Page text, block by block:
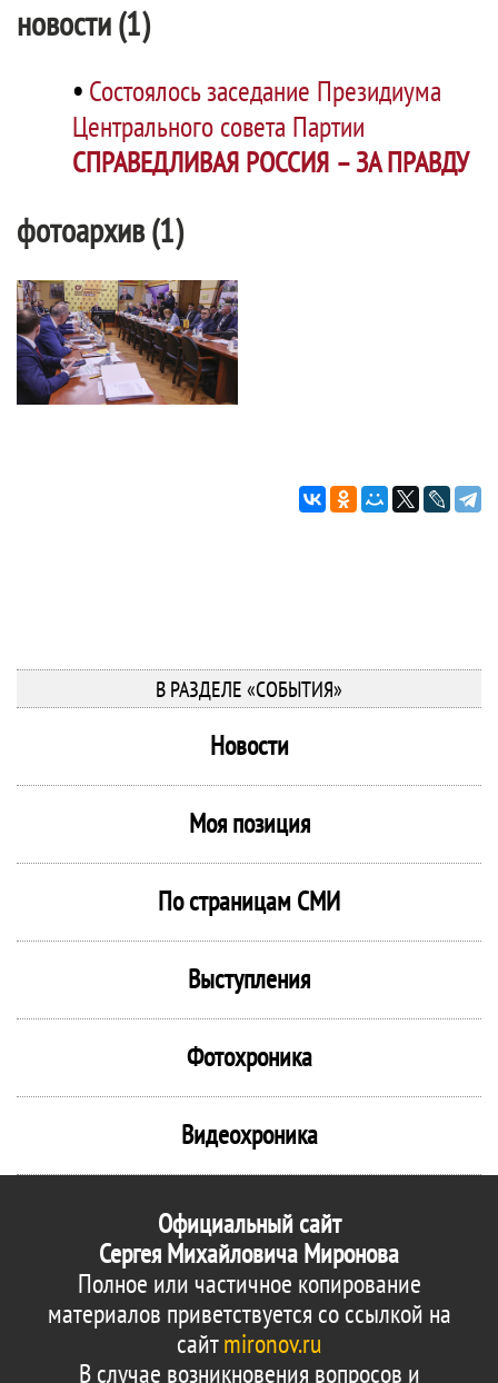
новости (1)
• Состоялось заседание Президиума
Центрального совета Партии
СПРАВЕДЛИВАЯ РОССИЯ – ЗА ПРАВДУ
фотоархив (1)
В РАЗДЕЛЕ «СОБЫТИЯ»
Новости
Моя позиция
По страницам СМИ
Выступления
Фотохроника
Видеохроника
Официальный сайт
Сергея Михайловича Миронова
Полное или частичное копирование
материалов приветствуется со ссылкой на
сайтmironov.ru
В случае возникновения вопросов и